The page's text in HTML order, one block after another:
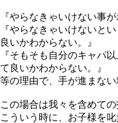
『やらなきゃいけない事
『やらなきゃいけないと
良いかわからない。』
『そもそも自分のキャパ
て良いかわからない。』
等の理由で、手が進まない
この場合は我々を含めて
こういう時に、お子様を